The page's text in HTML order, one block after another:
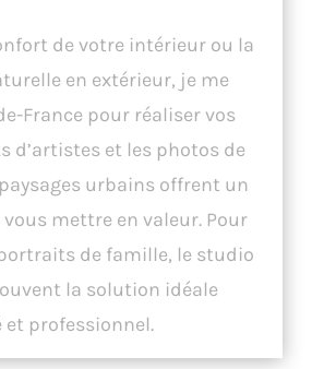
de votre intérieur ou la
en extérieur, je me
France pour réaliser vos
d’artistes et les photos de
urbains offrent un
mettre en valeur. Pour
de famille, le studio
la solution idéale
professionnel.